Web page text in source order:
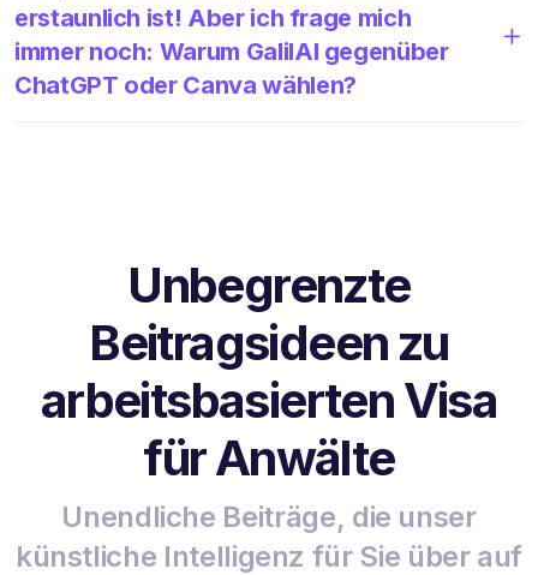
erstaunlich ist! Aber ich frage mich
immer noch: Warum GalilAI gegenüber
ChatGPT oder Canva wählen?
Unbegrenzte
Beitragsideen zu
arbeitsbasierten Visa
für Anwälte
Unendliche Beiträge, die unser
künstliche Intelligenz für Sie über auf